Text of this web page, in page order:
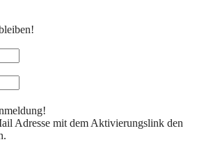
Adresse mit dem Aktivierungslink den